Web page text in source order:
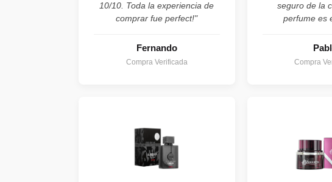
10/10. Toda la experiencia de
comprar fue perfect!"
Fernando
Compra Verificada
seguro de la
perfume es
Compra